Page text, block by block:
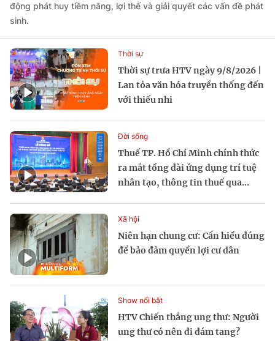
động phát huy tiềm năng, lợi thế và giải quyết các vấn đề phát
sinh.
Thời sự trưa HTV ngày 9/8/2026 |
Lan tỏa văn hóa truyền thống đến
với thiếu nhi
Thời sự
Thuế TP. Hồ Chí Minh chính thức
ra mắt tổng đài ứng dụng trí tuệ
nhân tạo, thông tin thuế qua...
Đời sống
Niên hạn chung cư: Cần hiểu đúng
để bảo đảm quyền lợi cư dân
Xã hội
HTV Chiến thắng ung thư: Người
ung thư có nên đi đám tang?
Show nổi bật